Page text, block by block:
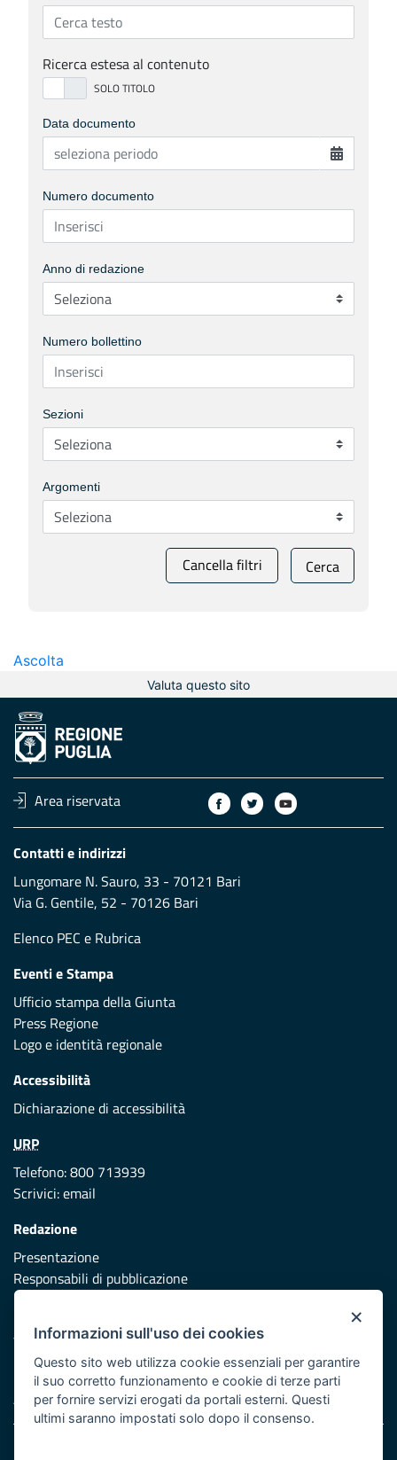
Ricerca estesa al contenuto
Data documento
Numero documento
Anno di redazione
Numero bollettino
Sezioni
Argomenti
Cancella filtri Cerca
Ascolta
Valuta questo sito
Area riservata
Contatti e indirizzi
Lungomare N. Sauro, 33 - 70121 Bari
Via G. Gentile, 52 - 70126 Bari
Elenco PEC e Rubrica
Eventi e Stampa
Ufficio stampa della Giunta
Press Regione
Logo e identità regionale
Accessibilità
Dichiarazione di accessibilità
URP
Telefono: 800 713939
Scrivici:email
Redazione
Presentazione
Responsabili di pubblicazione
Vai al sito di Protezione Civile Puglia
Iniziativa finanziata con risorse del POR Puglia 2014/2020 -
Asse XI
×
Informazioni sull'uso dei cookies
Questo sito web utilizza cookie essenziali per garantire
il suo corretto funzionamento e cookie di terze parti
per fornire servizi erogati da portali esterni. Questi
ultimi saranno impostati solo dopo il consenso.